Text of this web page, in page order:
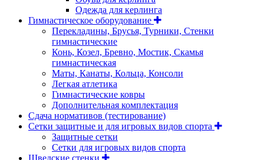
Одежда для керлинга
Гимнастическое оборудование
Перекладины, Брусья, Турники, Стенки
гимнастические
Конь, Козел, Бревно, Мостик, Скамья
гимнастическая
Маты, Канаты, Кольца, Консоли
Легкая атлетика
Гимнастические ковры
Дополнительная комплектация
Сдача нормативов (тестирование)
Сетки защитные и для игровых видов спорта
Защитные сетки
Сетки для игровых видов спорта
Шведские стенки